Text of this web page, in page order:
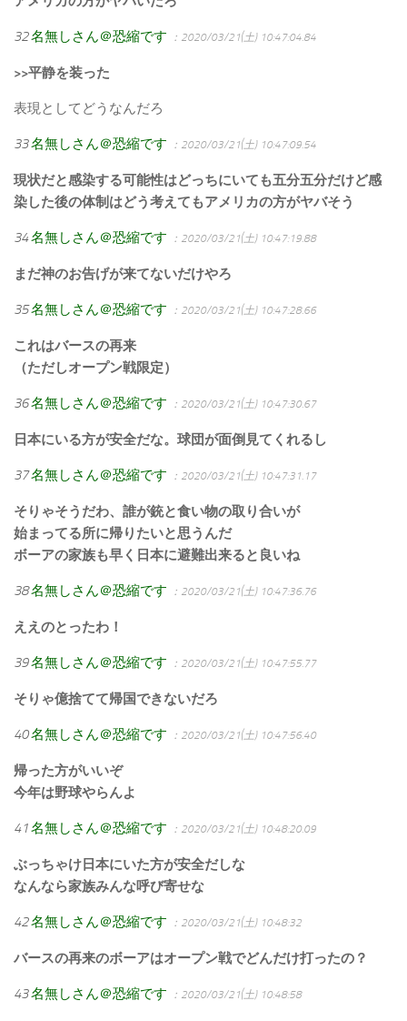
32名無しさん＠恐縮です ：2020/03/21(土) 10:47:04.84
>>平静を装った
表現としてどうなんだろ
33名無しさん＠恐縮です ：2020/03/21(土) 10:47:09.54
現状だと感染する可能性はどっちにいても五分五分だけど感
染した後の体制はどう考えてもアメリカの方がヤバそう
34名無しさん＠恐縮です ：2020/03/21(土) 10:47:19.88
まだ神のお告げが来てないだけやろ
35名無しさん＠恐縮です ：2020/03/21(土) 10:47:28.66
これはバースの再来
（ただしオープン戦限定）
36名無しさん＠恐縮です ：2020/03/21(土) 10:47:30.67
日本にいる方が安全だな。球団が面倒見てくれるし
37名無しさん＠恐縮です ：2020/03/21(土) 10:47:31.17
そりゃそうだわ、誰が銃と食い物の取り合いが
始まってる所に帰りたいと思うんだ
ボーアの家族も早く日本に避難出来ると良いね
38名無しさん＠恐縮です ：2020/03/21(土) 10:47:36.76
ええのとったわ！
39名無しさん＠恐縮です ：2020/03/21(土) 10:47:55.77
そりゃ億捨てて帰国できないだろ
40名無しさん＠恐縮です ：2020/03/21(土) 10:47:56.40
帰った方がいいぞ
今年は野球やらんよ
41名無しさん＠恐縮です ：2020/03/21(土) 10:48:20.09
ぶっちゃけ日本にいた方が安全だしな
なんなら家族みんな呼び寄せな
42名無しさん＠恐縮です ：2020/03/21(土) 10:48:32
バースの再来のボーアはオープン戦でどんだけ打ったの？
43名無しさん＠恐縮です ：2020/03/21(土) 10:48:58